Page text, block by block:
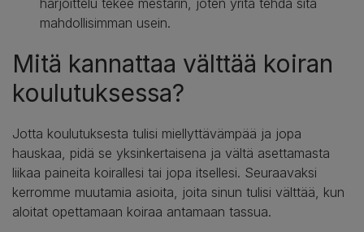
harjoittelu tekee mestarin, joten yritä tehdä sitä
mahdollisimman usein.
Mitä kannattaa välttää koiran
koulutuksessa?
Jotta koulutuksesta tulisi miellyttävämpää ja jopa
hauskaa, pidä se yksinkertaisena ja vältä asettamasta
liikaa paineita koirallesi tai jopa itsellesi. Seuraavaksi
kerromme muutamia asioita, joita sinun tulisi välttää, kun
aloitat opettamaan koiraa antamaan tassua.